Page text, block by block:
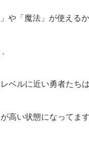
や「魔法」が使える
ベルに近い勇者たちは
高い状態になってます